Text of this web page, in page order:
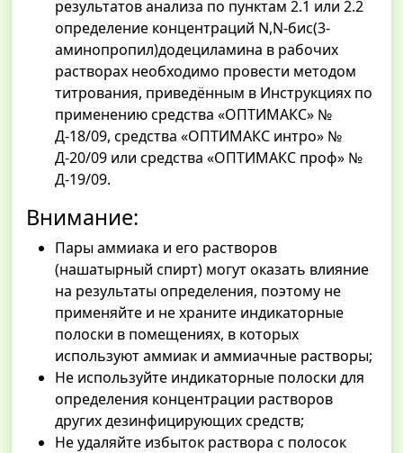
результатов анализа по пунктам 2.1 или 2.2
определение концентраций N,N-бис(3-
аминопропил)додециламина в рабочих
растворах необходимо провести методом
титрования, приведённым в Инструкциях по
применению средства «ОПТИМАКС» №
Д-18/09, средства «ОПТИМАКС интро» №
Д-20/09 или средства «ОПТИМАКС проф» №
Д-19/09.
Внимание:
Пары аммиака и его растворов
(нашатырный спирт) могут оказать влияние
на результаты определения, поэтому не
применяйте и не храните индикаторные
полоски в помещениях, в которых
используют аммиак и аммиачные растворы;
Не используйте индикаторные полоски для
определения концентрации растворов
других дезинфицирующих средств;
Не удаляйте избыток раствора с полосок